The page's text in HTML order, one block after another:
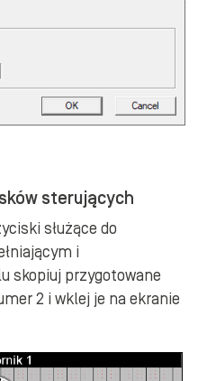
sterujących
służące do
i
skopiuj przygotowane
2 i wklej je na ekranie